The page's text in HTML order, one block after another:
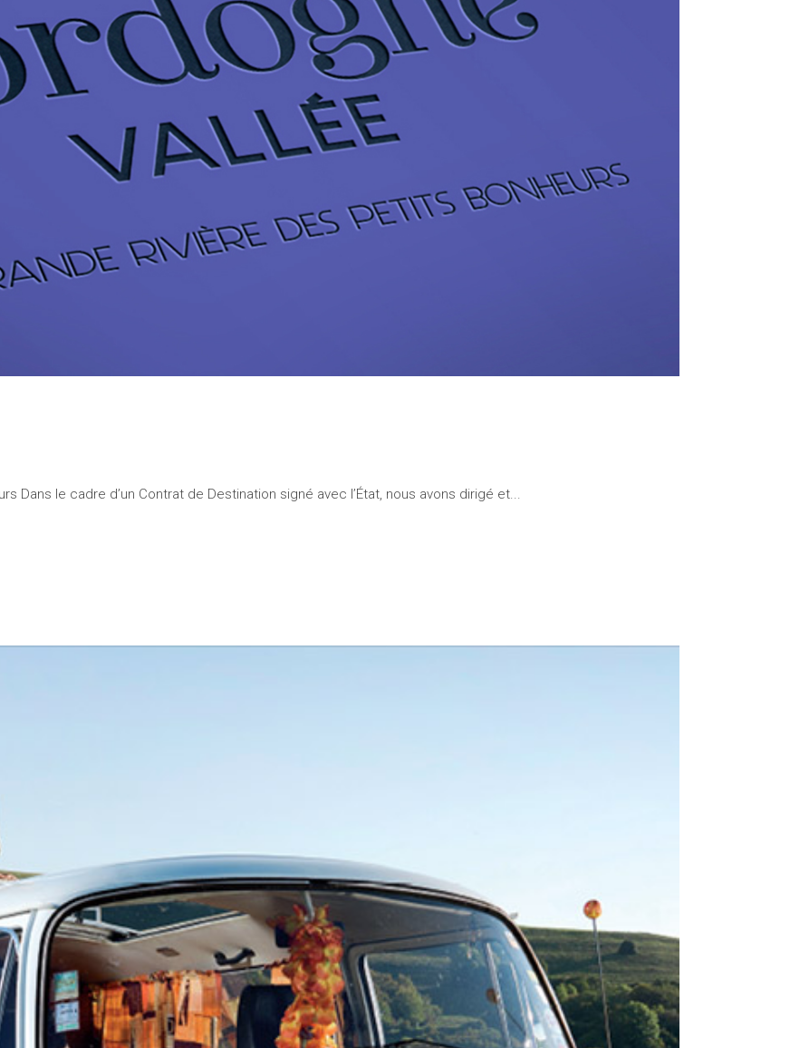
Dans le cadre d’un Contrat de Destination signé avec l’État, nous avons dirigé et...